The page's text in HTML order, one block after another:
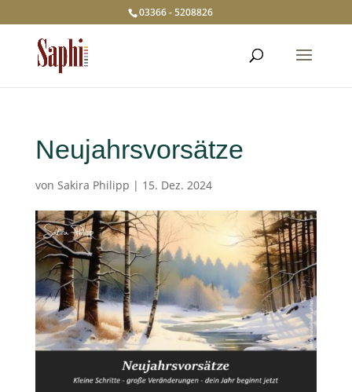
03366 - 5208826
Neujahrsvorsätze
von Sakira Philipp | 15. Dez. 2024